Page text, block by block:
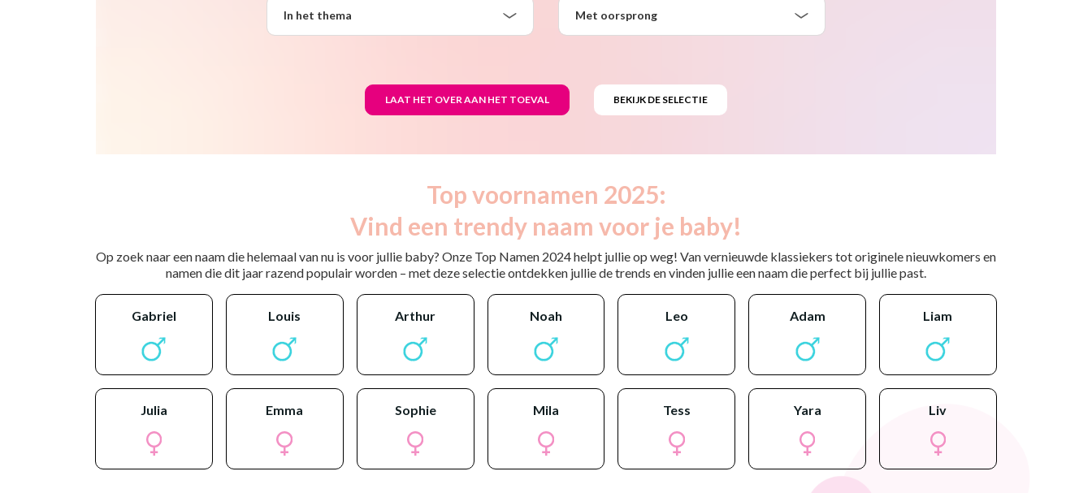
In het thema Met oorsprong
Top voornamen 2025:
Vind een trendy naam voor je baby!
Op zoek naar een naam die helemaal van nu is voor jullie baby? Onze Top Namen 2024 helpt jullie op weg! Van vernieuwde klassiekers tot originele nieuwkomers en
namen die dit jaar razend populair worden – met deze selectie ontdekken jullie de trends en vinden jullie een naam die perfect bij jullie past.
gabriel louis arthur noah leo adam liam
julia emma sophie mila tess yara liv